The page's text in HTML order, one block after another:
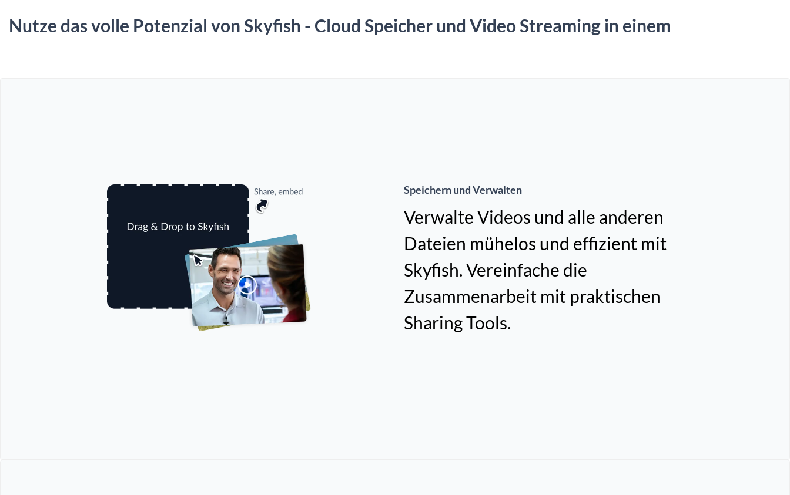
Nutze das volle Potenzial von Skyfish - Cloud Speicher und Video Streaming in einem
Speichern und Verwalten
Verwalte Videos und alle anderen
Dateien mühelos und effizient mit
Skyfish. Vereinfache die
Zusammenarbeit mit praktischen
Sharing Tools.